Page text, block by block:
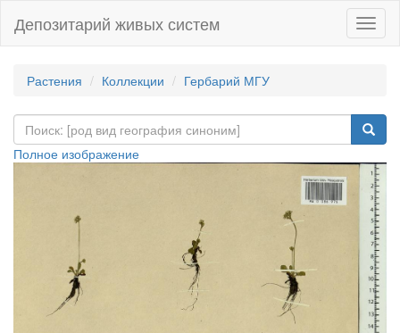
Депозитарий живых систем
Растения Коллекции Гербарий МГУ
Полное изображение